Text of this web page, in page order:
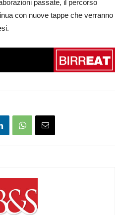
passate, il percorso
con nuove tappe che verranno